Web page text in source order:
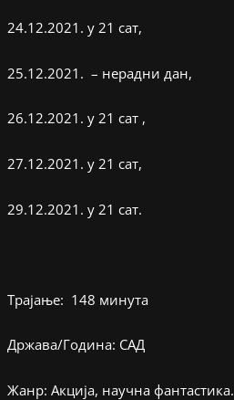
24.12.2021. у 21 сат,
25.12.2021. – нерадни дан,
26.12.2021. у 21 сат ,
27.12.2021. у 21 сат,
29.12.2021. у 21 сат.
Трајање: 148 минута
Држава/Година: САД
Жанр: Акција, научна фантастика.